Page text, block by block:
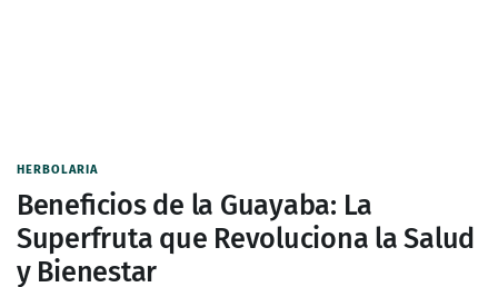
HERBOLARIA
Beneficios de la Guayaba: La
Superfruta que Revoluciona la Salud
y Bienestar